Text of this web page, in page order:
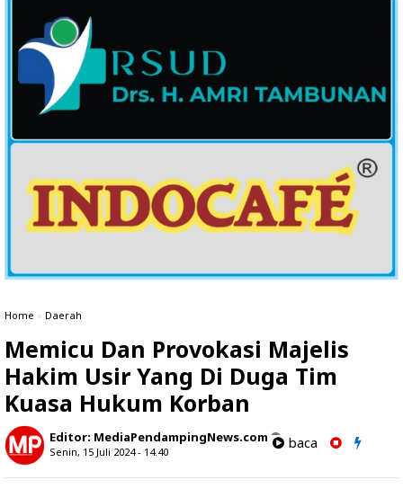
Home » Daerah
Memicu Dan Provokasi Majelis
Hakim Usir Yang Di Duga Tim
Kuasa Hukum Korban
Editor: MediaPendampingNews.com
Senin, 15 Juli 2024 - 14.40
baca